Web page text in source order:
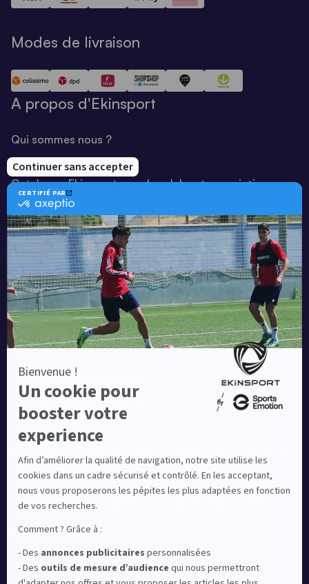
Modes de livraison
A propos d'Ekinsport
Qui sommes nous ?
Notre savoir-faire
Catalogue Ekinsport pour les clubs et associations
Catalogue running Ekinsport
Blog
Une société de :
Equipementier sportif leader en France depuis plus de
10 ans, Ekinsport a été distingué par la rédaction de
Capital dans son classement des « Meilleurs sites de
commerce en ligne 2024 », catégorie Sportswear.
En savoir plus